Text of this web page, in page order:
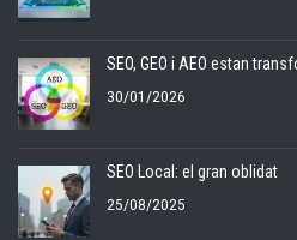
SEO, GEO i AEO estan
30/01/2026
SEO Local: el gran oblidat
25/08/2025